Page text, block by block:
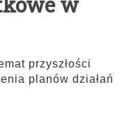
przyszłości
planów działań